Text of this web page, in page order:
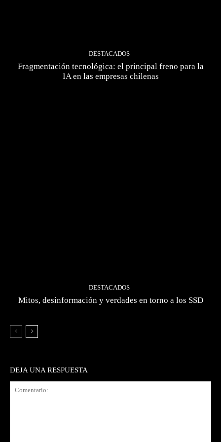
DESTACADOS
Fragmentación tecnológica: el principal freno para la
IA en las empresas chilenas
DESTACADOS
Mitos, desinformación y verdades en torno a los SSD
DEJA UNA RESPUESTA